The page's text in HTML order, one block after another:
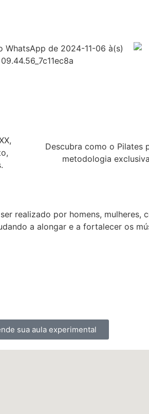
Descubra como o Pilates
metodologia
realizado por homens, mulheres,
a alongar e a fortalecer os
sua aula experimental